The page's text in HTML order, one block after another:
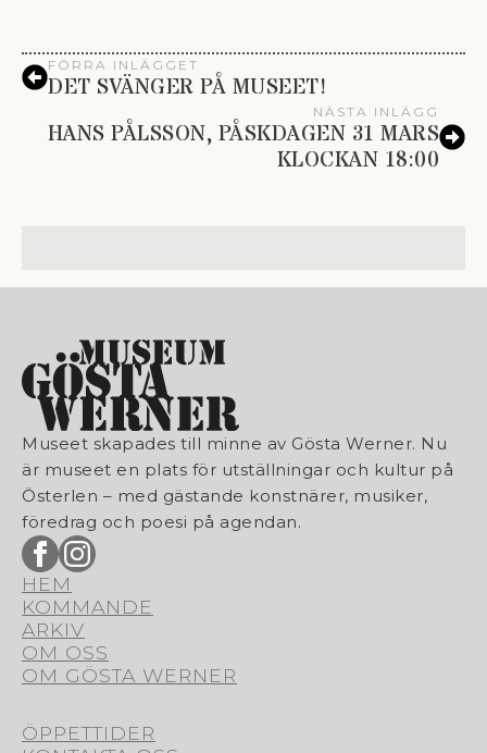
FÖRRA INLÄGGET
DET SVÄNGER PÅ MUSEET!
NÄSTA INLÄGG
HANS PÅLSSON, PÅSKDAGEN 31 MARS
KLOCKAN 18:00
Museet skapades till minne av Gösta Werner. Nu
är museet en plats för utställningar och kultur på
Österlen – med gästande konstnärer, musiker,
föredrag och poesi på agendan.
HEM
KOMMANDE
ARKIV
OM OSS
OM GÖSTA WERNER
ÖPPETTIDER